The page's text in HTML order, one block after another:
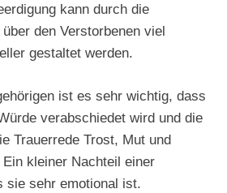
kann durch die
den Verstorbenen viel
gestaltet werden.
ist es sehr wichtig, dass
verabschiedet wird und die
Trauerrede Trost, Mut und
kleiner Nachteil einer
sie sehr emotional ist.